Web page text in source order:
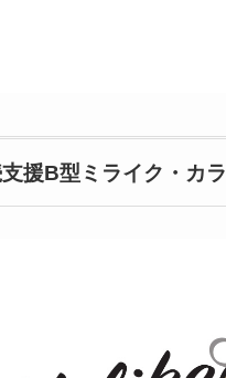
援B型ミライク・カラ